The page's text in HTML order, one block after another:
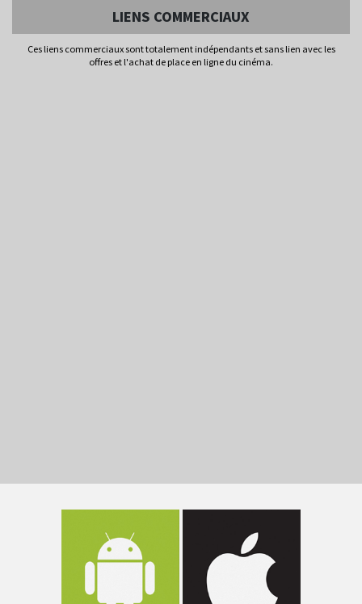
LIENS COMMERCIAUX
Ces liens commerciaux sont totalement indépendants et sans lien avec les
offres et l'achat de place en ligne du cinéma.